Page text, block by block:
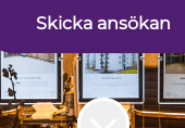
Skicka ansökan